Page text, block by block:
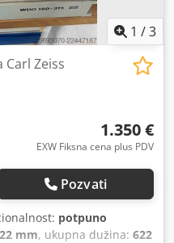
1 /3
Carl Zeiss
1.350 €
EXW Fiksna cena plus PDV
Pozvati
potpuno
mm, ukupna dužina: 622